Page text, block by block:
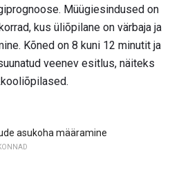
Müügiesindused on
kus üliõpilane on värbaja ja
Kõned on 8 kuni 12 minutit ja
veenev esitlus, näiteks
asukoha määramine